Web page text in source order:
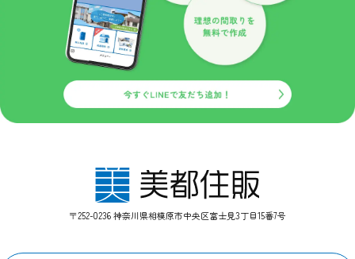
取得した個人情報について、漏えい、滅失又はき損の防止等、その
管理のために必要かつ適切な安全管理措置を講じます。また、取得
した個人情報を取り扱う従業者や委託先（再委託先を含みます）に
対して、必要かつ適切な監督を行います。
プライバシーポリシーの改定について
当サイトにおけるプライバシーポリシーの改定につきましては、個
なお改定については、当サイトにおいて掲載しお知らせするものと
させていただきます。
【お問い合わせ窓口】
〒252-0236 神奈川県相模原市中央区富士見3丁目15番7号